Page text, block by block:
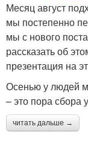
Месяц август
мы постепенно
мы с нового
рассказать об
презентация на
Осенью у людей
– это пора сбора
читать дальше →